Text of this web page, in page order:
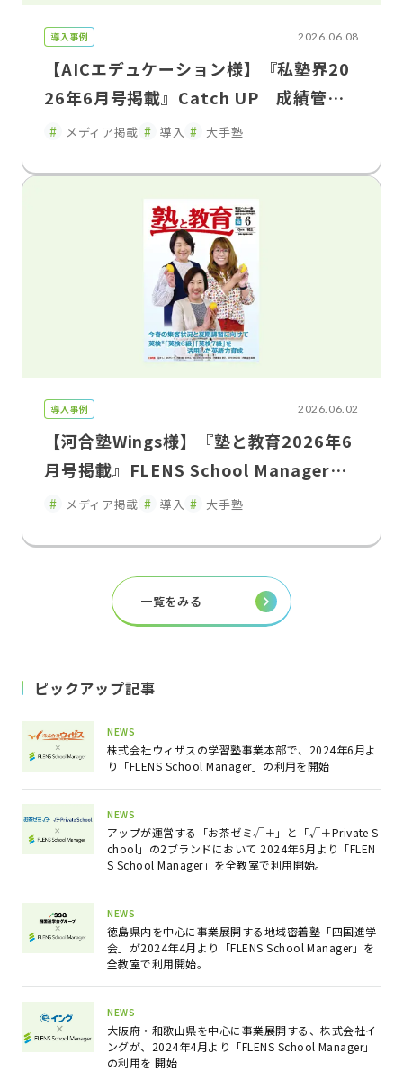
導入事例 2026.06.08
【AICエデュケーション様】『私塾界20
26年6月号掲載』Catch UP 成績管理
を「集める」から「活かす」へ「FLENS
のコミュニケーション
メディア掲載 導入 大手塾
導入事例 2026.06.02
【河合塾Wings様】『塾と教育2026年6
月号掲載』FLENS School Managerに
よる教室運営改革入退室連絡の遅延を解
向コミュニケーション"
メディア掲載 導入 大手塾
一覧をみる
ピックアップ記事
NEWS
株式会社ウィザスの学習塾事業本部で、2024年6月よ
り「FLENS School Manager」の利用を開始
NEWS
アップが運営する「お茶ゼミ√＋」と「√＋Private S
chool」の2ブランドにおいて 2024年6月より「FLEN
S School Manager」を全教室で利用開始。
NEWS
徳島県内を中心に事業展開する地域密着塾「四国進学
会」が2024年4月より「FLENS School Manager」を
全教室で利用開始。
NEWS
大阪府・和歌山県を中心に事業展開する、株式会社イ
ングが、2024年4月より「FLENS School Manager」
の利用を 開始